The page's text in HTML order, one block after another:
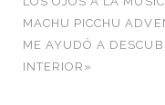
MACHU PICCHU
ME AYUDÓ A
INTERIOR»